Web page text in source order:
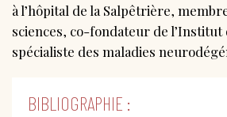
à l’hôpital de la Salpêtrière,
sciences, co-fondateur de l’Institut
spécialiste des maladies
BIBLIOGRAPHIE :